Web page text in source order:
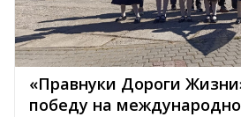
«Правнуки Дороги
победу на